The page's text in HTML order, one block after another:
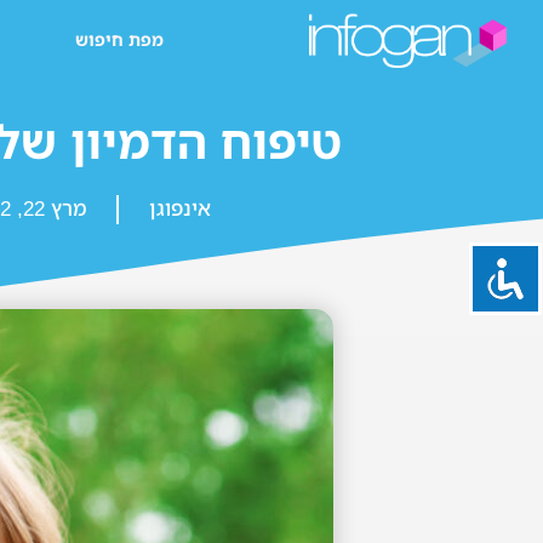
מפת חיפוש
טיפוח הדמיון
אינפוגן מרץ 22, 2022